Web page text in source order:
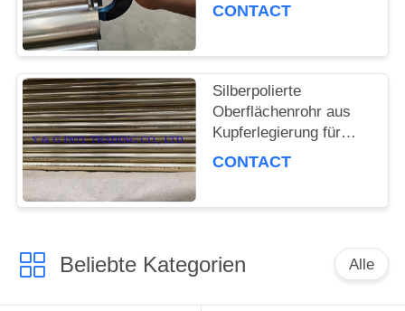
CONTACT
Silberpolierte
Oberflächenrohr aus
Kupferlegierung für
Möbeldekoration
CONTACT
Beliebte Kategorien Alle